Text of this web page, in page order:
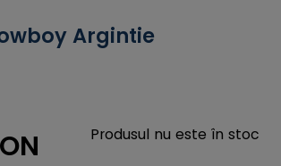
Argintie
Produsul nu este în stoc